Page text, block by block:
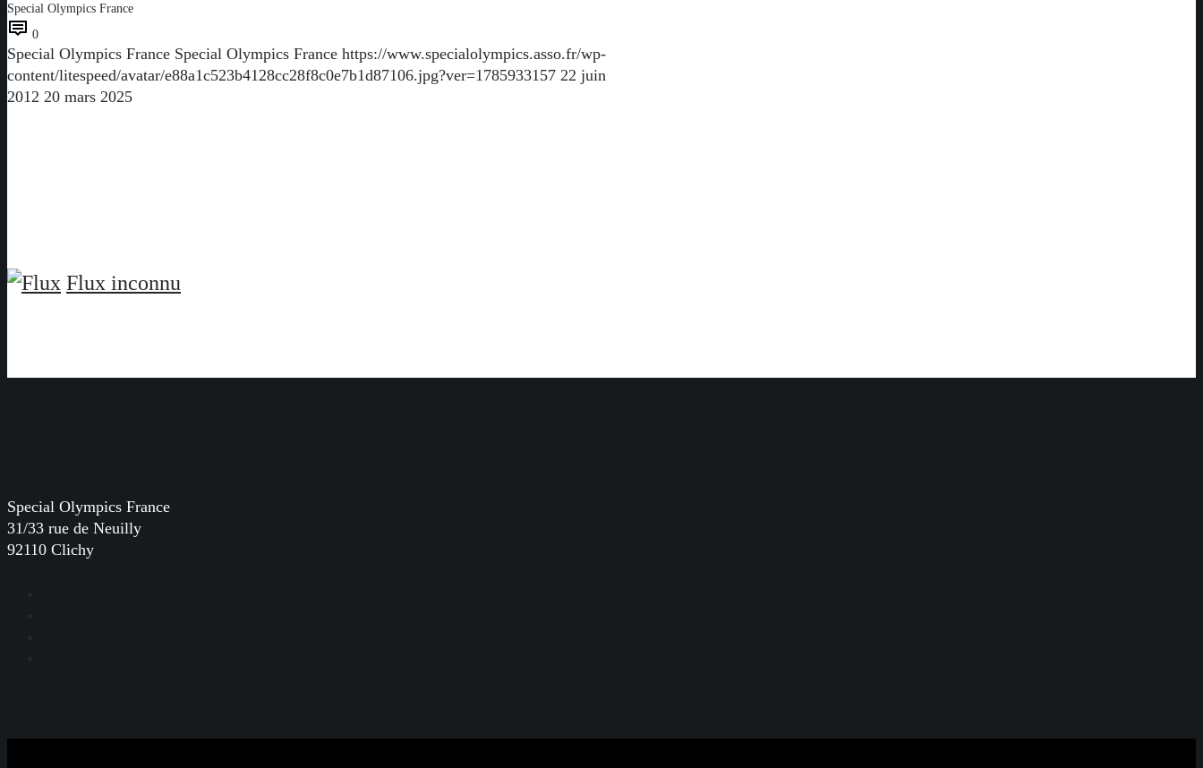
Special Olympics France
0
Special Olympics France Special Olympics France https://www.specialolympics.asso.fr/wp-
content/litespeed/avatar/e88a1c523b4128cc28f8c0e7b1d87106.jpg?ver=1785933157 22 juin
2012 20 mars 2025
Flux inconnu
Special Olympics France
31/33 rue de Neuilly
92110 Clichy